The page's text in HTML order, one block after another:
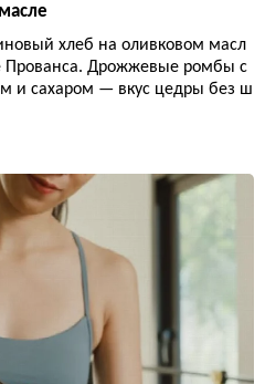
хлеб на оливковом масл
Прованса. Дрожжевые ромбы с
и сахаром — вкус цедры без ш